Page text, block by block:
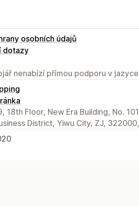
osobních údajů
dotazy
nenabízí přímou podporu v
18th Floor, New Era Building, No.
District, Yiwu City, ZJ,